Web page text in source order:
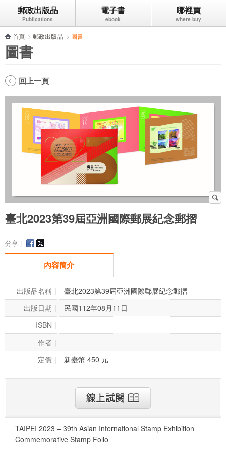
跳到主要內容區塊
郵政出版品 電子書 哪裡買
首頁 > 郵政出版品 > 圖書
圖書
回上一頁
臺北2023第39屆亞洲國際郵展紀念郵摺
分享 |
內容簡介
出版品名稱
臺北2023第39屆亞洲國際郵展紀念郵摺
出版日期
民國112年08月11日
ISBN
作者
定價
新臺幣 450 元
TAIPEI 2023 – 39th Asian International Stamp Exhibition
Commemorative Stamp Folio